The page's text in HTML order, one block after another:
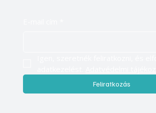
Feliratkozás